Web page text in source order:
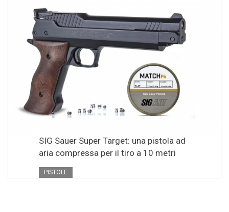
SIG Sauer Super Target: una pistola ad
aria compressa per il tiro a 10 metri
PISTOLE